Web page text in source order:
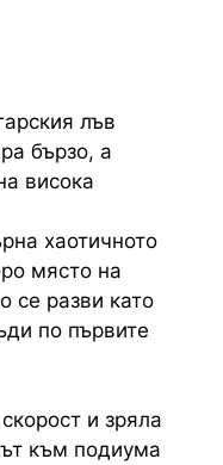
лъв
бързо, а
висока
хаотичното
място на
се разви като
по първите
и зряла
към подиума